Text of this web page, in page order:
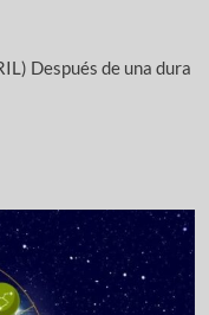
Después de una dura